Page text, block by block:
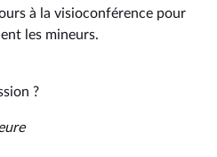
à la visioconférence pour
les mineurs.
?